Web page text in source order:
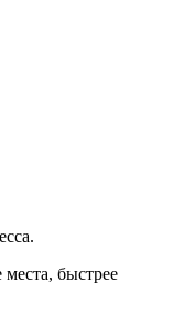
места, быстрее